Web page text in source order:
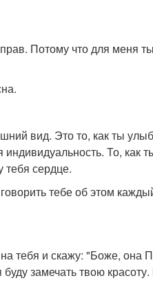
Потому что для меня
вид. Это то, как ты
То, как
тебя сердце.
тебе об этом
тебя и скажу: "Боже, она
замечать твою